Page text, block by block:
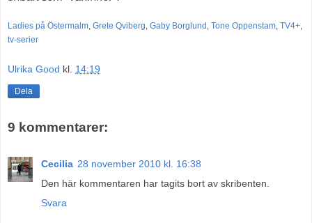
Ladies på Östermalm, Grete Qviberg, Gaby Borglund , Tone Oppenstam, TV4+,
tv-serier
Ulrika Good kl. 14:19
Dela
9 kommentarer:
Cecilia 28 november 2010 kl. 16:38
Den här kommentaren har tagits bort av skribenten.
Svara